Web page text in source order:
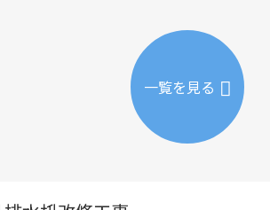
一覧を見る